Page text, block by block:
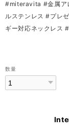
#miteravita #金属ア
ルステンレス #プレ
ギー対応ネックレス
数量